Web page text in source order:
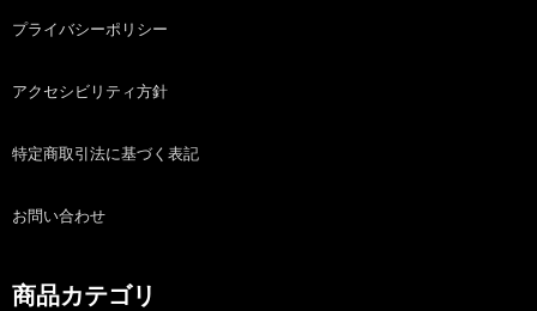
プライバシーポリシー
アクセシビリティ方針
特定商取引法に基づく表記
お問い合わせ
商品カテゴリ